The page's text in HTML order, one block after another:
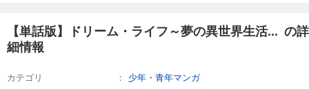
【単話版】ドリーム・ライフ～夢の異世界生活... の詳
細情報
カテゴリ
少年・青年マンガ